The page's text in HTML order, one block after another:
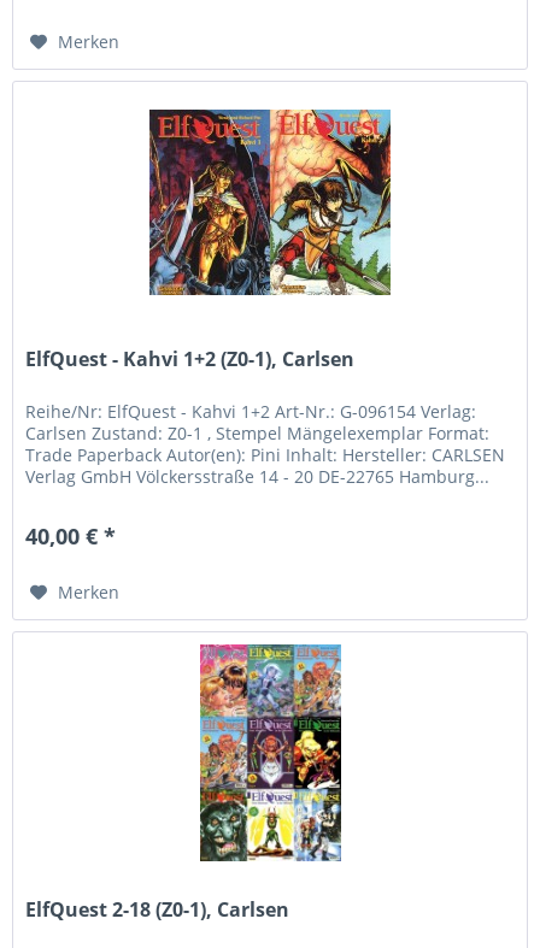
Merken
ElfQuest - Kahvi 1+2 (Z0-1), Carlsen
Reihe/Nr: ElfQuest - Kahvi 1+2 Art-Nr.: G-096154 Verlag:
Carlsen Zustand: Z0-1 , Stempel Mängelexemplar Format:
Trade Paperback Autor(en): Pini Inhalt: Hersteller: CARLSEN
Verlag GmbH Völckersstraße 14 - 20 DE-22765 Hamburg...
40,00 € *
Merken
ElfQuest 2-18 (Z0-1), Carlsen